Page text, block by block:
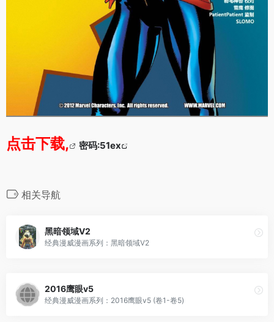
点击下载, 密码:51ex
相关导航
黑暗领域V2
经典漫威漫画系列：黑暗领域V2
2016鹰眼v5
经典漫威漫画系列：2016鹰眼v5 (卷1-卷5)